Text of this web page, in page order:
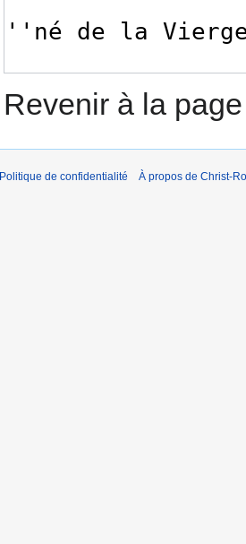
Revenir à la
Politique de confidentialité À propos de Christ-